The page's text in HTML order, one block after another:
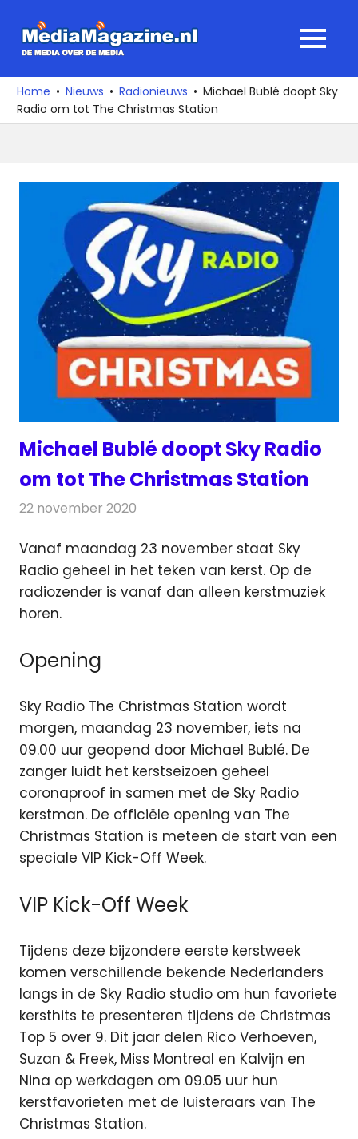
naar
media
over
de
MENU
Home Nieuws Radionieuws
Michael Bublé doopt Sky
Radio om tot The Christmas Station
Michael Bublé doopt Sky Radio
om tot The Christmas Station
22 november 2020
Vanaf maandag 23 november staat Sky
Radio geheel in het teken van kerst. Op de
radiozender is vanaf dan alleen kerstmuziek
horen.
Opening
Sky Radio The Christmas Station wordt
morgen, maandag 23 november, iets na
09.00 uur geopend door Michael Bublé. De
zanger luidt het kerstseizoen geheel
coronaproof in samen met de Sky Radio
kerstman. De officiële opening van The
Christmas Station is meteen de start van een
speciale VIP Kick-Off Week.
VIP Kick-Off Week
Tijdens deze bijzondere eerste kerstweek
komen verschillende bekende Nederlanders
langs in de Sky Radio studio om hun favoriete
kersthits te presenteren tijdens de Christmas
Top 5 over 9. Dit jaar delen Rico Verhoeven,
Suzan & Freek, Miss Montreal en Kalvijn en
Nina op werkdagen om 09.05 uur hun
kerstfavorieten met de luisteraars van The
Christmas Station.